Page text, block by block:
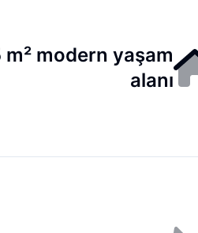
m² modern yaşam
alanı